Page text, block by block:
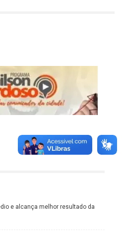
e alcança melhor resultado da